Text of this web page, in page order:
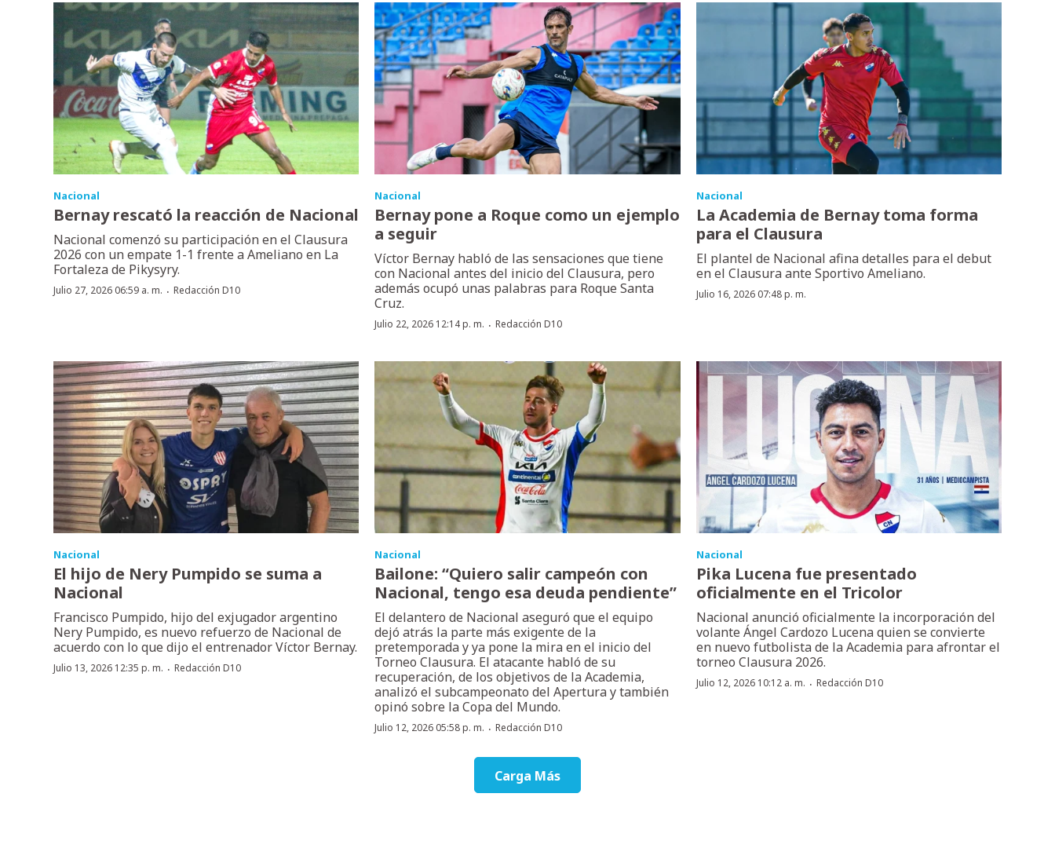
Nacional
Bernay rescató la reacción de Nacional
Nacional comenzó su participación en el Clausura
2026 con un empate 1-1 frente a Ameliano en La
Fortaleza de Pikysyry.
Julio 27, 2026 06:59 a. m. · Redacción D10
Nacional
Bernay pone a Roque como un ejemplo
a seguir
Víctor Bernay habló de las sensaciones que tiene
con Nacional antes del inicio del Clausura, pero
además ocupó unas palabras para Roque Santa
Cruz.
Julio 22, 2026 12:14 p. m. ·Redacción D10
Nacional
La Academia de Bernay toma forma
para el Clausura
El plantel de Nacional afina detalles para el debut
en el Clausura ante Sportivo Ameliano.
Julio 16, 2026 07:48 p. m.
Nacional
El hijo de Nery Pumpido se suma a
Nacional
Francisco Pumpido, hijo del exjugador argentino
Nery Pumpido, es nuevo refuerzo de Nacional de
acuerdo con lo que dijo el entrenador Víctor Bernay.
Julio 13, 2026 12:35 p. m. · Redacción D10
Nacional
Bailone: “Quiero salir campeón con
Nacional, tengo esa deuda pendiente”
El delantero de Nacional aseguró que el equipo
dejó atrás la parte más exigente de la
pretemporada y ya pone la mira en el inicio del
Torneo Clausura. El atacante habló de su
recuperación, de los objetivos de la Academia,
analizó el subcampeonato del Apertura y también
opinó sobre la Copa del Mundo.
Julio 12, 2026 05:58 p. m. ·Redacción D10
Nacional
Pika Lucena fue presentado
oficialmente en el Tricolor
Nacional anunció oficialmente la incorporación del
volante Ángel Cardozo Lucena quien se convierte
en nuevo futbolista de la Academia para afrontar el
torneo Clausura 2026.
Julio 12, 2026 10:12 a. m. · Redacción D10
Carga Más